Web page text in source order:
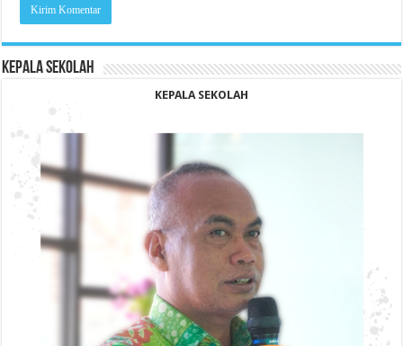
KEPALA SEKOLAH
KEPALA SEKOLAH